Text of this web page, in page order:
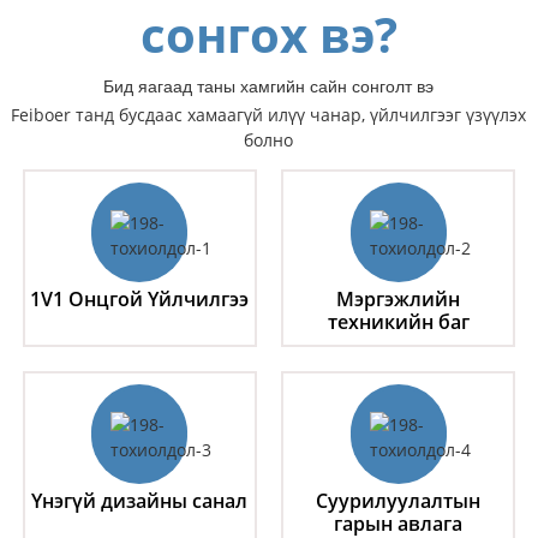
сонгох вэ?
Бид яагаад таны хамгийн сайн сонголт вэ
Feiboer танд бусдаас хамаагүй илүү чанар, үйлчилгээг үзүүлэх
болно
1V1 Онцгой Үйлчилгээ
Мэргэжлийн
техникийн баг
Үнэгүй дизайны санал
Суурилуулалтын
гарын авлага